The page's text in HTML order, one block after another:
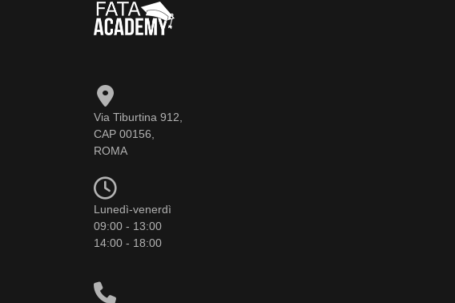
Via Tiburtina 912,
CAP 00156,
ROMA
Lunedì-venerdì
09:00 - 13:00
14:00 - 18:00